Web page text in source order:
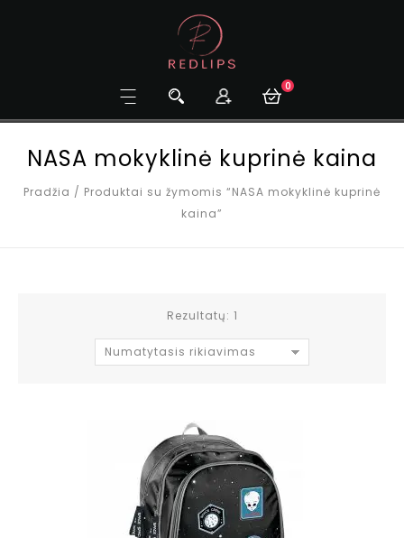
0
NASA mokyklinė kuprinė kaina
Pradžia / Produktai su žymomis “NASA mokyklinė kuprinė
kaina”
Rezultatų: 1
Numatytasis rikiavimas